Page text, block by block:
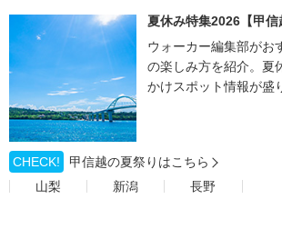
夏休み特集2026【甲信
ウォーカー編集部がお
の楽しみ方を紹介。夏
かけスポット情報が盛
CHECK!
甲信越の夏祭りはこちら
山梨
新潟 長野